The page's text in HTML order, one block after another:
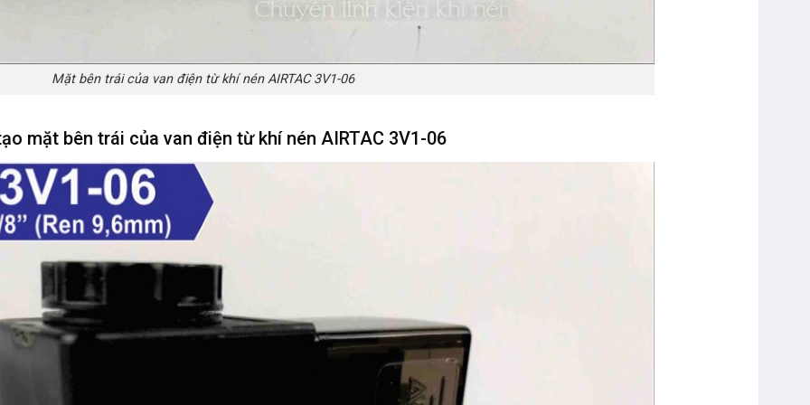
Mặt bên trái của van điện từ khí nén AIRTAC 3V1-06
mặt bên trái của van điện từ khí nén AIRTAC 3V1-06